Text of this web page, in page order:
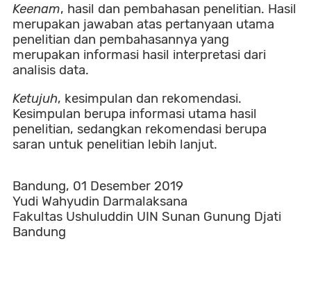
Keenam, hasil dan pembahasan penelitian. Hasil
merupakan jawaban atas pertanyaan utama
penelitian dan pembahasannya yang
merupakan informasi hasil interpretasi dari
analisis data.
Ketujuh, kesimpulan dan rekomendasi.
Kesimpulan berupa informasi utama hasil
penelitian, sedangkan rekomendasi berupa
saran untuk penelitian lebih lanjut.
Bandung, 01 Desember 2019
Yudi Wahyudin Darmalaksana
Fakultas Ushuluddin UIN Sunan Gunung Djati
Bandung